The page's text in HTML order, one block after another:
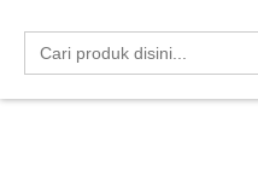
Search
for: